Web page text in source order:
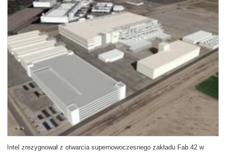
Intel zrezygnował z otwarcia supernowoczesnego zakładu Fab 42 w